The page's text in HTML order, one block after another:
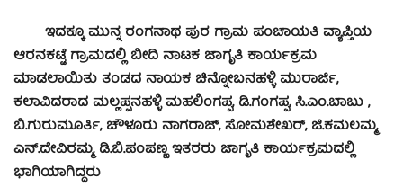
ಇದಕ್ಕೂ ಮುನ್ನ ರಂಗನಾಥ ಪುರ ಗ್ರಾಮ ಪಂಚಾಯತಿ ವ್ಯಾಪ್ತಿಯ
ಆರನಕಟ್ಟೆ ಗ್ರಾಮದಲ್ಲಿ ಬೀದಿ ನಾಟಕ ಜಾಗೃತಿ ಕಾರ್ಯಕ್ರಮ
ಮಾಡಲಾಯಿತು ತಂಡದ ನಾಯಕ ಚಿನ್ನೋಬನಹಳ್ಳಿ ಮುರಾರ್ಜಿ,
ಕಲಾವಿದರಾದ ಮಲ್ಲಪ್ಪನಹಳ್ಳಿ ಮಹಲಿಂಗಪ್ಪ, ಡಿ.ಗಂಗಪ್ಪ, ಸಿ.ಎಂ.ಬಾಬು ,
ಬಿ.ಗುರುಮೂರ್ತಿ, ಚೌಳೂರು ನಾಗರಾಜ್, ಸೋಮಶೇಖರ್, ಜಿ.ಕಮಲಮ್ಮ,
ಎನ್.ದೇವಿರಮ್ಮ, ಡಿ.ಬಿ.ಪಂಪಣ್ಣ ಇತರರು ಜಾಗೃತಿ ಕಾರ್ಯಕ್ರಮದಲ್ಲಿ
ಭಾಗಿಯಾಗಿದ್ದರು